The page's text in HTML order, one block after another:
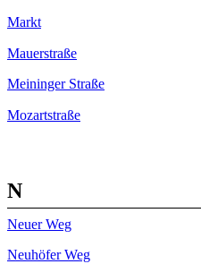
Markt
Mauerstraße
Meininger Straße
Mozartstraße
N
Neuer Weg
Neuhöfer Weg